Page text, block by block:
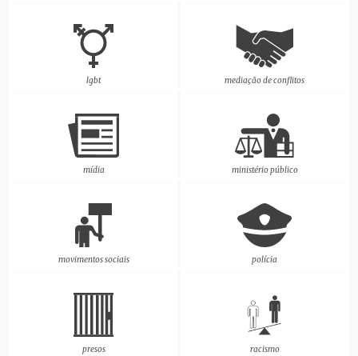
lgbt mediação de conflitos
mídia ministério público
movimentos sociais polícia
presos racismo